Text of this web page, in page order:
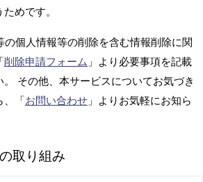
めです。
の個人情報等の削除を含む情報削除に関
削除申請フォーム 」より必要事項を記載
。 その他、本サービスについてお気づき
、「お問い合わせ 」よりお気軽にお知ら
取り組み